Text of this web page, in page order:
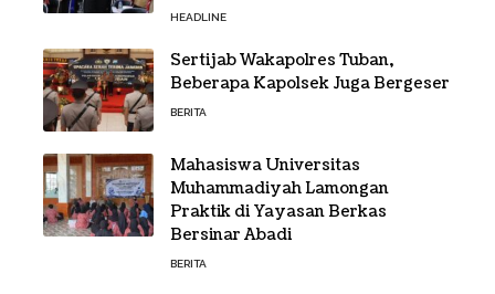
HEADLINE
Sertijab Wakapolres Tuban,
Beberapa Kapolsek Juga Bergeser
BERITA
Mahasiswa Universitas
Muhammadiyah Lamongan
Praktik di Yayasan Berkas
Bersinar Abadi
BERITA